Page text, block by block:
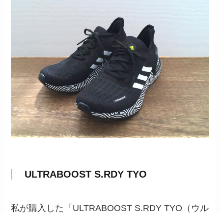
ULTRABOOST S.RDY TYO
私が購入した「ULTRABOOST S.RDY TYO（ウル